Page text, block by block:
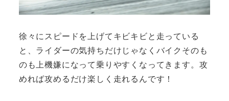
徐々にスピードを上げてキビキビと走っている
と、ライダーの気持ちだけじゃなくバイクそのも
のも上機嫌になって乗りやすくなってきます。攻
めれば攻めるだけ楽しく走れるんです！